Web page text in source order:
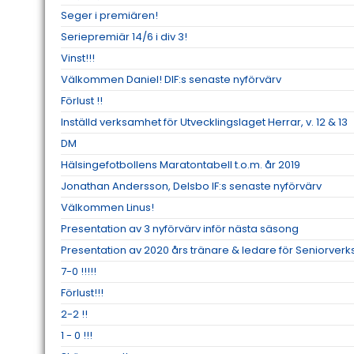
Seger i premiären!
Seriepremiär 14/6 i div 3!
Vinst!!!
Välkommen Daniel! DIF:s senaste nyförvärv
Förlust !!
Inställd verksamhet för Utvecklingslaget Herrar, v. 12 & 13
DM
Hälsingefotbollens Maratontabell t.o.m. år 2019
Jonathan Andersson, Delsbo IF:s senaste nyförvärv
Välkommen Linus!
Presentation av 3 nyförvärv inför nästa säsong
Presentation av 2020 års tränare & ledare för
7-0 !!!!!
Förlust!!!
2-2 !!
1 - 0 !!!